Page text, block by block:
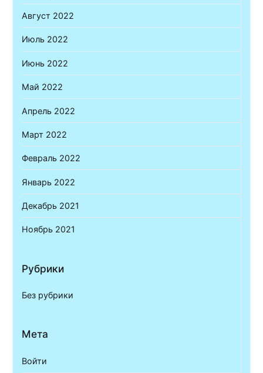
Август 2022
Июль 2022
Июнь 2022
Май 2022
Апрель 2022
Март 2022
Февраль 2022
Январь 2022
Декабрь 2021
Ноябрь 2021
Рубрики
Без рубрики
Мета
Войти